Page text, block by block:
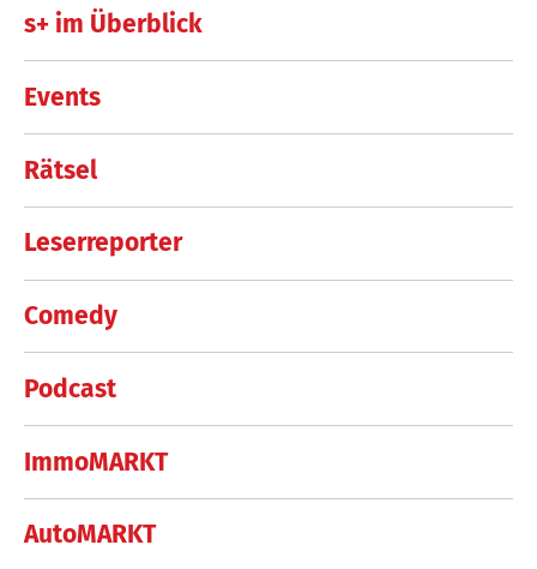
s+ im Überblick
Events
Rätsel
Leserreporter
Comedy
Podcast
ImmoMARKT
AutoMARKT